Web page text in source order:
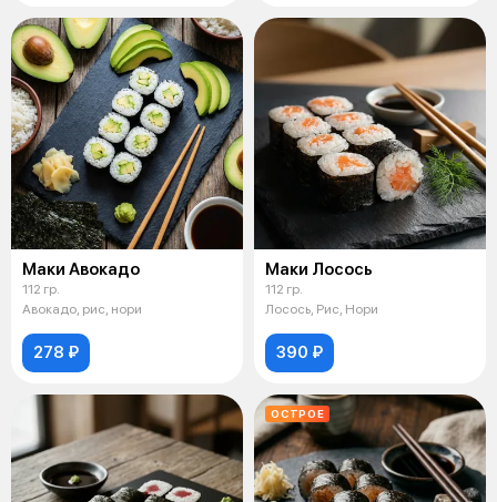
Маки Авокадо
112 гр.
Авокадо, рис, нори
278 ₽
Маки Лосось
112 гр.
Лосось, Рис, Нори
390 ₽
ОСТРОЕ